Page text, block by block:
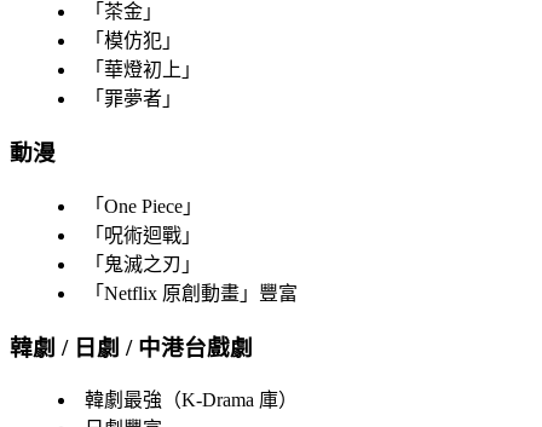
「 茶金 」
「 模仿犯 」
「 華燈初上 」
「 罪夢者 」
動漫
「 One Piece 」
「 呪術迴戰 」
「 鬼滅之刃 」
「 Netflix 原創動畫 」豐富
韓劇 / 日劇 / 中港台戲劇
韓劇最強（K-Drama 庫）